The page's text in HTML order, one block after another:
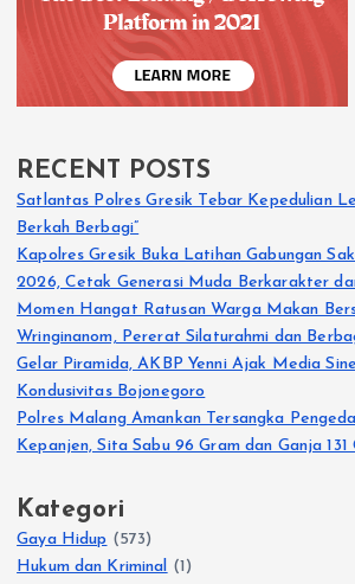
RECENT POSTS
Satlantas Polres Gresik Tebar Kepedulian
Berkah Berbagi”
Kapolres Gresik Buka Latihan Gabungan
2026, Cetak Generasi Muda Berkarakter
Momen Hangat Ratusan Warga Makan
Wringinanom, Pererat Silaturahmi dan
Gelar Piramida, AKBP Yenni Ajak Media
Kondusivitas Bojonegoro
Polres Malang Amankan Tersangka
Kepanjen, Sita Sabu 96 Gram dan Ganja 131
Kategori
Gaya Hidup (573)
Hukum dan Kriminal (1)